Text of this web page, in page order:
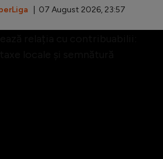
| 07 August 2026, 23:57